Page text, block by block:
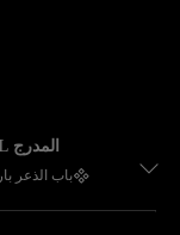
المدرج UL حريق قفل باب الذعر بار الصلب فتح من داخل
باب الذعر بار